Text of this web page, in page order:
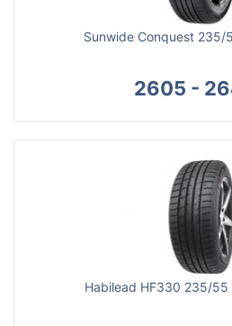
Sunwide Conquest 235/
2605 -
Habilead HF330 235/55